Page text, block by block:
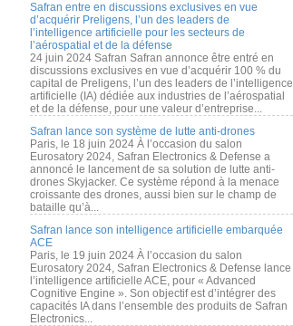
Safran entre en discussions exclusives en vue
d’acquérir Preligens, l’un des leaders de
l’intelligence artificielle pour les secteurs de
l’aérospatial et de la défense
24 juin 2024 Safran Safran annonce être entré en
discussions exclusives en vue d’acquérir 100 % du
capital de Preligens, l’un des leaders de l’intelligence
artificielle (IA) dédiée aux industries de l’aérospatial
et de la défense, pour une valeur d’entreprise...
Safran lance son système de lutte anti-drones
Paris, le 18 juin 2024 À l’occasion du salon
Eurosatory 2024, Safran Electronics & Defense a
annoncé le lancement de sa solution de lutte anti-
drones Skyjacker. Ce système répond à la menace
croissante des drones, aussi bien sur le champ de
bataille qu’à...
Safran lance son intelligence artificielle embarquée
ACE
Paris, le 19 juin 2024 À l’occasion du salon
Eurosatory 2024, Safran Electronics & Defense lance
l’intelligence artificielle ACE, pour « Advanced
Cognitive Engine ». Son objectif est d’intégrer des
capacités IA dans l’ensemble des produits de Safran
Electronics...